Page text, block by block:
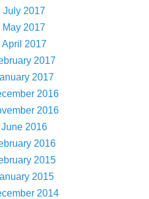
July 2017
May 2017
April 2017
2017
2017
2016
2016
June 2016
2016
2015
2015
2014